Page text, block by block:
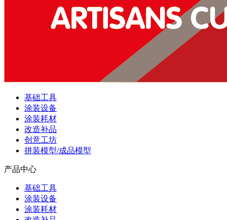
基础工具
涂装设备
涂装耗材
改造补品
创意工坊
拼装模型/成品模型
产品中心
基础工具
涂装设备
涂装耗材